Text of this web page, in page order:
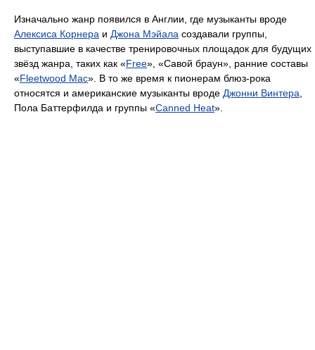
Изначально жанр появился в Англии, где музыканты вроде
Алексиса Корнера и Джона Мэйала создавали группы,
выступавшие в качестве тренировочных площадок для будущих
звёзд жанра, таких как «Free», «Савой браун», ранние составы
«Fleetwood Mac». В то же время к пионерам блюз-рока
относятся и американские музыканты вроде Джонни Винтера
Пола Баттерфилда и группы «Canned Heat».